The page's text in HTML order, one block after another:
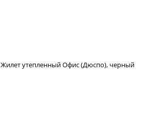
Жилет утепленный Офис (Дюспо), черный